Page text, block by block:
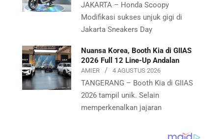
JAKARTA – Honda Scoopy
Modifikasi sukses unjuk gigi di
Jakarta Sneakers Day
Nuansa Korea, Booth Kia di GIIAS
2026 Full 12 Line-Up Andalan
AMIER 4 AGUSTUS 2026
TANGERANG – Booth Kia di GIIAS
2026 tampil unik. Selain
memperkenalkan jajaran